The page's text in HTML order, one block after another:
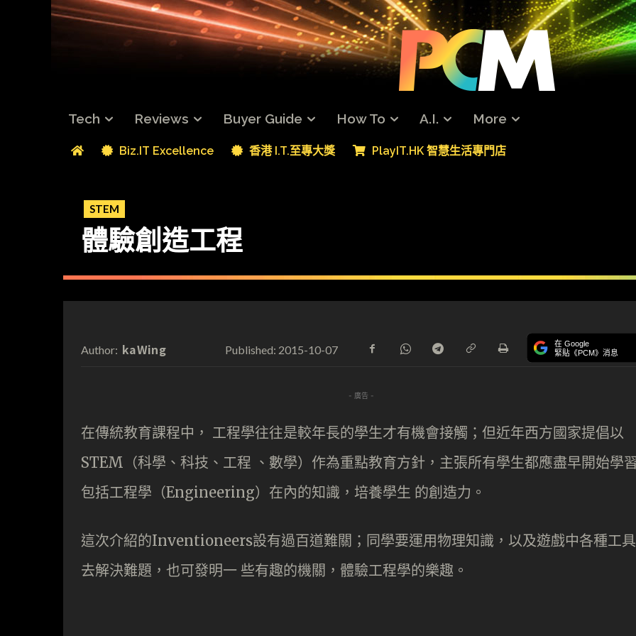
Tech Reviews Buyer Guide How To A.I. More
Biz.IT Excellence 香港 I.T.至專大獎 PlayIT.HK 智慧生活專門店
STEM
體驗創造工程
Author: kaWing Published: 2015-10-07 在 Google
緊貼《PCM》消息
- 廣告 -
在傳統教育課程中， 工程學往往是較年長的學生才有機會接觸；但近年西方國家提倡以
STEM（科學、科技、工程 、數學）作為重點教育方針，主張所有學生都應盡早開始學
包括工程學（Engineering）在內的知識，培養學生 的創造力。
這次介紹的Inventioneers設有過百道難關；同學要運用物理知識，以及遊戲中各種工具
去解決難題，也可發明一 些有趣的機關，體驗工程學的樂趣。